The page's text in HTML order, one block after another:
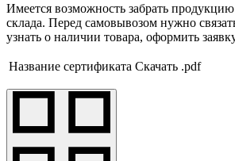
Имеется возможность забрать продукцию
склада. Перед самовывозом нужно
узнать о наличии товара, оформить
Название сертификата Скачать .pdf